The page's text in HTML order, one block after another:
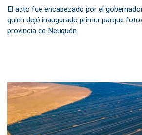
El acto fue encabezado por el
quien dejó inaugurado primer parque
provincia de Neuquén.